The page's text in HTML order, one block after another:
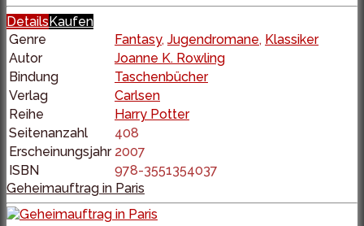
Details Kaufen
Genre
Fantasy, Jugendromane, Klassiker
Autor
Joanne K. Rowling
Bindung
Taschenbücher
Verlag
Carlsen
Reihe
Harry Potter
Seitenanzahl
408
Erscheinungsjahr 2007
ISBN
978-3551354037
Geheimauftrag in Paris